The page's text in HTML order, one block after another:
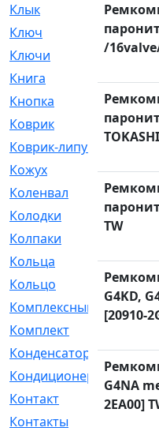
Клык
Ключ
Ключи
[3]
Книга
Кнопка
Коврик
[1]
Коврик-липучка
Кожух
Коленвал
Колодки
[2151]
Колпаки
Кольца
Кольцо
Комплексный
Комплект
Конденсатор
Кондиционер
Контакт
Контакты
/
TW
G4KD,
[20910-
G4NA
2EA00]